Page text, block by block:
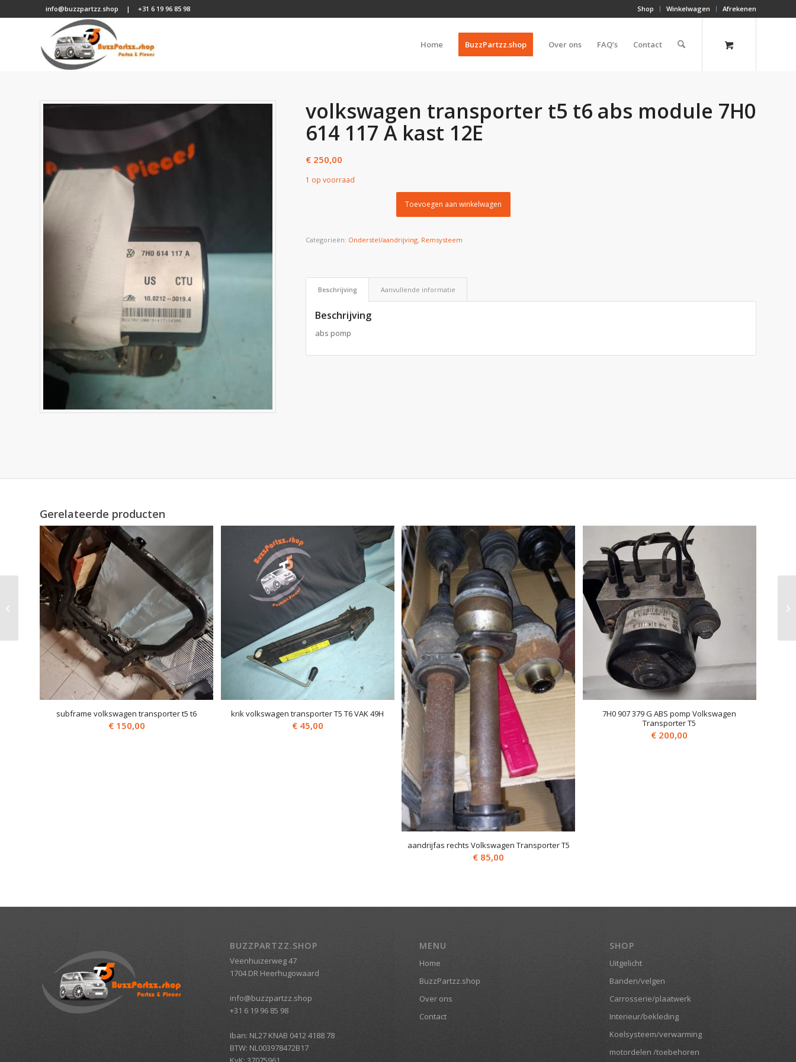
Shop Winkelwagen Afrekenen
info@buzzpartzz.shop | +31 6 19 96 85 98
Home BuzzPartzz.shop Over ons FAQ’s Contact
volkswagen transporter t5 t6 abs module 7H0
614 117 A kast 12E
€ 250,00
1 op voorraad
Toevoegen aan winkelwagen
Categorieën: Onderstel/aandrijving, Remsysteem
Beschrijving Aanvullende informatie
Beschrijving
abs pomp
Gerelateerde producten
subframe volkswagen transporter t5 t6
€150,00
krik volkswagen transporter T5 T6 VAK 49H
€45,00
aandrijfas rechts Volkswagen Transporter T5
€ 85,00
7H0 907 379 G ABS pomp Volkswagen
Transporter T5
€ 200,00
BUZZPARTZZ.SHOP
Veenhuizerweg 47
1704 DR Heerhugowaard
info@buzzpartzz.shop
+31 6 19 96 85 98
Iban: NL27 KNAB 0412 4188 78
BTW: NL003978472B17
MENU
Home
BuzzPartzz.shop
Over ons
Contact
SHOP
Uitgelicht
Banden/velgen
Carrosserie/plaatwerk
Interieur/bekleding
Koelsysteem/verwarming
motordelen /toebehoren
volkswagen
transporter t5 t6
schuifdeurcontact 7H0
907 438 VAK 25D